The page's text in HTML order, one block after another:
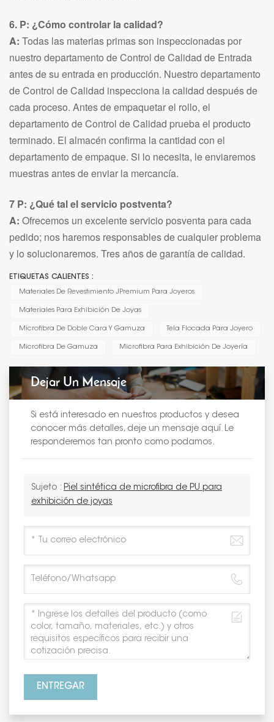
6. P: ¿Cómo controlar la calidad?
A: Todas las materias primas son inspeccionadas por
nuestro departamento de Control de Calidad de Entrada
antes de su entrada en producción. Nuestro departamento
de Control de Calidad inspecciona la calidad después de
cada proceso. Antes de empaquetar el rollo, el
departamento de Control de Calidad prueba el producto
terminado. El almacén confirma la cantidad con el
departamento de empaque. Si lo necesita, le enviaremos
muestras antes de enviar la mercancía.
7 P: ¿Qué tal el servicio postventa?
A: Ofrecemos un excelente servicio posventa para cada
pedido; nos haremos responsables de cualquier problema
y lo solucionaremos. Tres años de garantía de calidad.
ETIQUETAS CALIENTES :
Materiales De Revestimiento JPremium Para Joyeros
Materiales Para Exhibición De Joyas
Microfibra De Doble Cara Y Gamuza Tela Flocada Para Joyero
Microfibra De Gamuza Microfibra Para Exhibición De Joyería
Dejar Un Mensaje
Si está interesado en nuestros productos y desea
conocer más detalles, deje un mensaje aquí. Le
responderemos tan pronto como podamos.
Sujeto : Piel sintética de microfibra de PU para
exhibición de joyas
ENTREGAR